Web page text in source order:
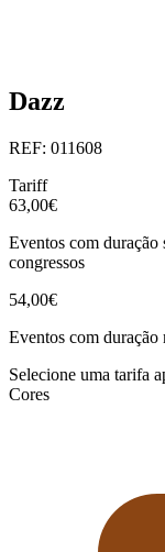
Dazz
REF: 011608
Tariff
63,00€
Eventos com duração
congressos
54,00€
Eventos com duração
Selecione uma tarifa
Cores